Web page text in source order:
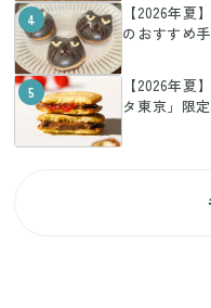
4
【2026年夏
のおすすめ
5
【2026年夏
タ東京」限